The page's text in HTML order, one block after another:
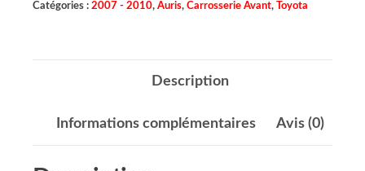
Catégories : 2007 - 2010, Auris, Carrosserie Avant, Toyota
Description
Informations complémentaires Avis (0)